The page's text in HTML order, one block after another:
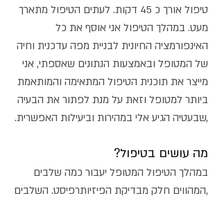
טיפול אורך כ 45 דקות. לעתים הטיפול מתארך
מעט. במהלך הטיפול אני אוסף את כל
האינפורמציה החיונית לבניית מפה עדכנית וחיה
של המטופל ובאמצעות הנתונים שאספתי, אני
מייצר את תוכנית הטיפול המתאימה והמותאמת
ביותר למטופל וזאת על מנת לפתור את הבעיה
,שבעטיה הגיע אלי במהירות וביעילות האפשרית.
מה עושים בטיפול?
במהלך הטיפול המטופל יעבור כמה שלבים
,המהווים חלק מבדיקת הפיזיותרפיסט. השלבים